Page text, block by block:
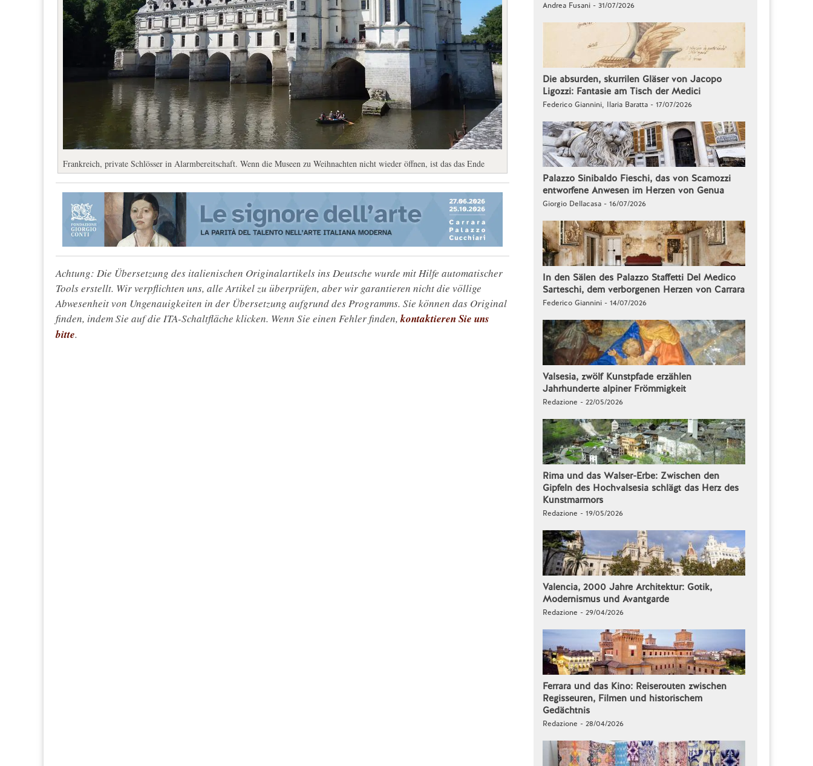
Frankreich, private Schlösser in Alarmbereitschaft. Wenn die Museen zu Weihnachten nicht wieder öffnen, ist das das Ende
Achtung: Die Übersetzung des italienischen Originalartikels ins Deutsche wurde mit Hilfe automatischer
Tools erstellt. Wir verpflichten uns, alle Artikel zu überprüfen, aber wir garantieren nicht die völlige
Abwesenheit von Ungenauigkeiten in der Übersetzung aufgrund des Programms. Sie können das Original
finden, indem Sie auf die ITA-Schaltfläche klicken. Wenn Sie einen Fehler finden,kontaktieren Sie uns
bitte.
Andrea Fusani - 31/07/2026
Die absurden, skurrilen Gläser von Jacopo
Ligozzi: Fantasie am Tisch der Medici
Federico Giannini, Ilaria Baratta - 17/07/2026
Palazzo Sinibaldo Fieschi, das von Scamozzi
entworfene Anwesen im Herzen von Genua
Giorgio Dellacasa - 16/07/2026
In den Sälen des Palazzo Staffetti Del Medico
Sarteschi, dem verborgenen Herzen von Carrara
Federico Giannini - 14/07/2026
Valsesia, zwölf Kunstpfade erzählen
Jahrhunderte alpiner Frömmigkeit
Redazione - 22/05/2026
Rima und das Walser-Erbe: Zwischen den
Gipfeln des Hochvalsesia schlägt das Herz des
Kunstmarmors
Redazione - 19/05/2026
Valencia, 2000 Jahre Architektur: Gotik,
Modernismus und Avantgarde
Redazione - 29/04/2026
Ferrara und das Kino: Reiserouten zwischen
Regisseuren, Filmen und historischem
Gedächtnis
Redazione - 28/04/2026